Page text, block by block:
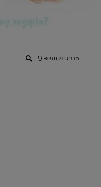
Увеличить